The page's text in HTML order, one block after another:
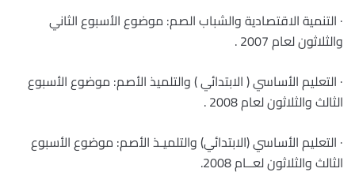
· التنمية الاقتصادية والشباب الصم: موضوع الأسبوع الثاني
والثلاثون لعام 2007 .
· التعليم الأساسي ( الابتدائي ) والتلميذ الأصم: موضوع الأسبوع
الثالث والثلاثون لعام 2008 .
· التعليم الأساسي (الابتدائي) والتلميـذ الأصم: موضوع الأسبوع
الثالث والثلاثون لعــام 2008.